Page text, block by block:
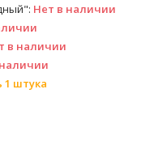
Нет в наличии
в наличии
1 штука